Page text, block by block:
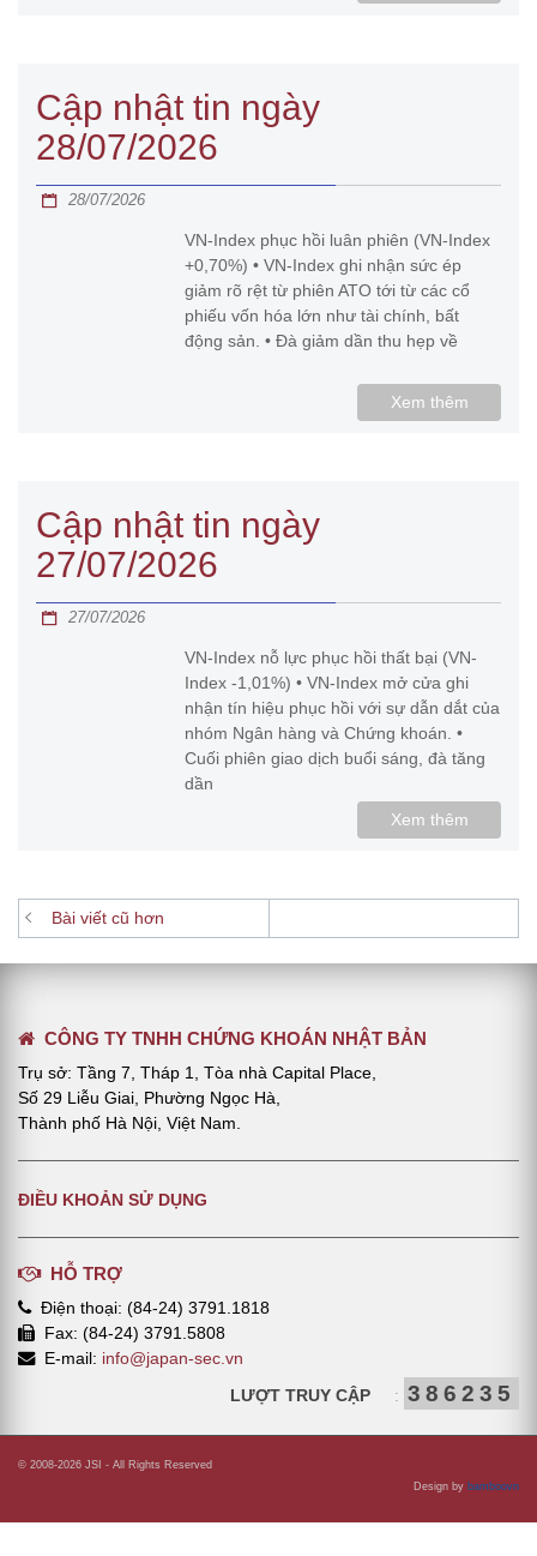
Cập nhật tin ngày
28/07/2026
28/07/2026
VN-Index phục hồi luân phiên (VN-Index
+0,70%) • VN-Index ghi nhận sức ép
giảm rõ rệt từ phiên ATO tới từ các cổ
phiếu vốn hóa lớn như tài chính, bất
động sản. • Đà giảm dần thu hẹp về
Xem thêm
Cập nhật tin ngày
27/07/2026
27/07/2026
VN-Index nỗ lực phục hồi thất bại (VN-
Index -1,01%) • VN-Index mở cửa ghi
nhận tín hiệu phục hồi với sự dẫn dắt của
nhóm Ngân hàng và Chứng khoán. •
Cuối phiên giao dịch buổi sáng, đà tăng
dần
Xem thêm
ĐIỀU
HƯỚNG
VIẾT
Bài viết cũ hơn
CÔNG TY TNHH CHỨNG KHOÁN NHẬT BẢN
Trụ sở: Tầng 7, Tháp 1, Tòa nhà Capital Place,
Số 29 Liễu Giai, Phường Ngọc Hà,
Thành phố Hà Nội, Việt Nam.
ĐIỀU KHOẢN SỬ DỤNG
HỖ TRỢ
Điện thoại: (84-24) 3791.1818
Fax: (84-24) 3791.5808
E-mail: info@japan-sec.vn
LƯỢT TRUY CẬP
: 386235
© 2008-2026 JSI - All Rights Reserved
Design by bamboovn